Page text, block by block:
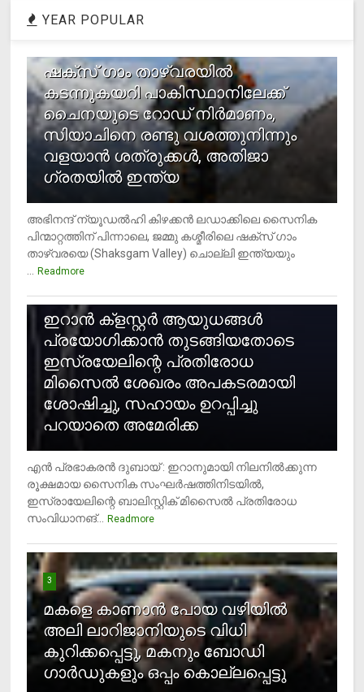
YEAR POPULAR
ഷക്സ് ​ഗാം താഴ്‌വരയിൽ
കടന്നുകയറി പാകിസ്ഥാനിലേക്ക്
ചൈനയുടെ റോഡ് നിർമാണം,
സിയാചിനെ രണ്ടു വശത്തുനിന്നും
വളയാൻ ശത്രുക്കൾ, അതിജാ​
ഗ്രതയിൽ ഇന്ത്യ
അഭിനന്ദ് ന്യൂഡൽഹി കിഴക്കൻ ലഡാക്കിലെ സൈനിക
പിന്മാറ്റത്തിന് പിന്നാലെ, ജമ്മു കശ്മീരിലെ ഷക്സ് ​ഗാം
താഴ്‌വരയെ (Shaksgam Valley) ചൊല്ലി ഇന്ത്യയും
... Readmore
ഇറാന്‍ ക്‌ളസ്റ്റര്‍ ആയുധങ്ങള്‍
പ്രയോഗിക്കാന്‍ തുടങ്ങിയതോടെ
ഇസ്രയേലിന്റെ പ്രതിരോധ
മിസൈല്‍ ശേഖരം അപകടരമായി
ശോഷിച്ചു, സഹായം ഉറപ്പിച്ചു
പറയാതെ അമേരിക്ക
എന്‍ പ്രഭാകരന്‍ ദുബായ് : ഇറാനുമായി നിലനില്‍ക്കുന്ന
രൂക്ഷമായ സൈനിക സംഘര്‍ഷത്തിനിടയില്‍,
ഇസ്രായേലിന്റെ ബാലിസ്റ്റിക് മിസൈല്‍ പ്രതിരോധ
സംവിധാനങ്... Readmore
3
മകളെ കാണാന്‍ പോയ വഴിയില്‍
അലി ലാറിജാനിയുടെ വിധി
കുറിക്കപ്പെട്ടു, മകനും ബോഡി
ഗാര്‍ഡുകളും ഒപ്പം കൊല്ലപ്പെട്ടു